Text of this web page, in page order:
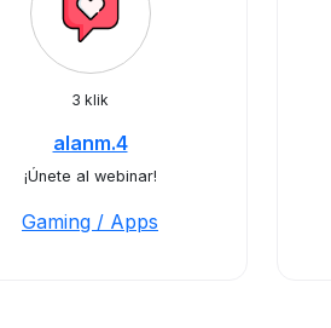
3 klik
alanm.4
¡Únete al webinar!
Gaming / Apps